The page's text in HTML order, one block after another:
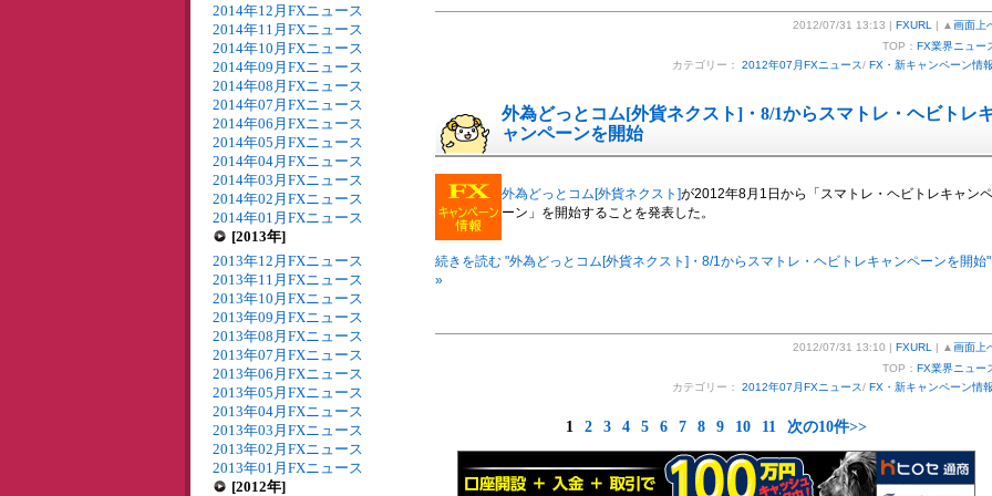
2014年12月FXニュース
2014年11月FXニュース
2014年10月FXニュース
2014年09月FXニュース
2014年08月FXニュース
2014年07月FXニュース
2014年06月FXニュース
2014年05月FXニュース
2014年04月FXニュース
2014年03月FXニュース
2014年02月FXニュース
2014年01月FXニュース
[2013年]
2013年12月FXニュース
2013年11月FXニュース
2013年10月FXニュース
2013年09月FXニュース
2013年08月FXニュース
2013年07月FXニュース
2013年06月FXニュース
2013年05月FXニュース
2013年04月FXニュース
2013年03月FXニュース
2013年02月FXニュース
2013年01月FXニュース
[2012年]
2012/07/31 13:13 | FXURL | ▲ 画面上
TOP： FX業界ニュー
カテゴリー： 2012年07月FXニュース/ FX・新キャンペーン情報
外為どっとコム[外貨ネクスト]・8/1からスマトレ・ヘビトレ
ャンペーンを開始
外為どっとコム[外貨ネクスト]が2012年8月1日から「スマトレ・ヘビトレキャンペ
ーン」を開始することを発表した。
続きを読む "外為どっとコム[外貨ネクスト]・8/1からスマトレ・ヘビトレキャンペーンを開始"
»
2012/07/31 13:10 | FXURL | ▲ 画面上
TOP： FX業界ニュー
カテゴリー： 2012年07月FXニュース/ FX・新キャンペーン情報
1 2 3 4 5 6 7 8 9 10 11 次の10件>>